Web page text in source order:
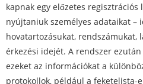
kapnak egy előzetes regisztrációs
nyújtaniuk személyes adataikat –
hovatartozásukat, rendszámukat,
érkezési idejét. A rendszer
ezeket az információkat a
protokollok, például a feketelista-